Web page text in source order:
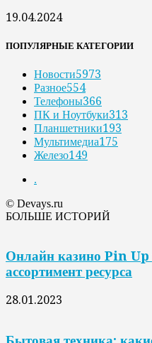
19.04.2024
ПОПУЛЯРНЫЕ КАТЕГОРИИ
Новости5973
Разное554
Телефоны366
ПК и Ноутбуки313
Планшетники193
Мультимедиа175
Железо149
.
© Devays.ru
БОЛЬШЕ ИСТОРИЙ
Онлайн казино Pin Up
ассортимент ресурса
28.01.2023